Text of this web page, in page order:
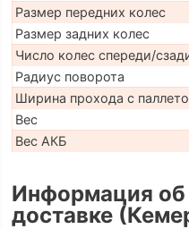
Размер передних колес
Размер задних колес
Число колес спереди/
Радиус поворота
Ширина прохода с
Вес
Вес АКБ
Информация об
доставке